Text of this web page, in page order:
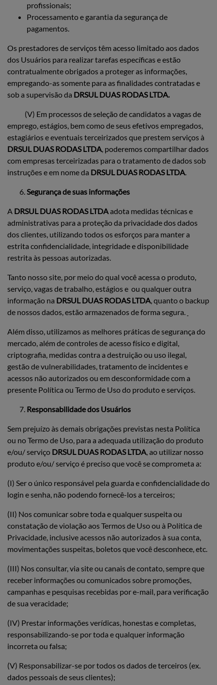
profissionais;
Processamento e garantia da segurança de
pagamentos.
Os prestadores de serviços têm acesso limitado aos dados
dos Usuários para realizar tarefas específicas e estão
contratualmente obrigados a proteger as informações,
empregando-as somente para as finalidades contratadas e
sob a supervisão da DRSUL DUAS RODAS LTDA.
(V) Em processos de seleção de candidatos a vagas de
emprego, estágios, bem como de seus efetivos empregados,
estagiários e eventuais terceirizados que prestem serviços à
DRSUL DUAS RODAS LTDA, poderemos compartilhar dados
com empresas terceirizadas para o tratamento de dados sob
instruções e em nome da DRSUL DUAS RODAS LTDA.
Segurança de suas informações
A DRSUL DUAS RODAS LTDAadota medidas técnicas e
administrativas para a proteção da privacidade dos dados
dos clientes, utilizando todos os esforços para manter a
estrita confidencialidade, integridade e disponibilidade
restrita às pessoas autorizadas.
Tanto nosso site, por meio do qual você acessa o produto,
serviço, vagas de trabalho, estágios e ou qualquer outra
informação na DRSUL DUAS RODAS LTDA, quanto o backup
de nossos dados, estão armazenados de forma segura.
Além disso, utilizamos as melhores práticas de segurança do
mercado, além de controles de acesso físico e digital,
criptografia, medidas contra a destruição ou uso ilegal,
gestão de vulnerabilidades, tratamento de incidentes e
acessos não autorizados ou em desconformidade com a
presente Política ou Termo de Uso do produto e serviços.
Responsabilidade dos Usuários
Sem prejuízo às demais obrigações previstas nesta Política
ou no Termo de Uso, para a adequada utilização do produto
e/ou/ serviço DRSUL DUAS RODAS LTDA, ao utilizar nosso
produto e/ou/ serviço é preciso que você se comprometa a:
(I) Ser o único responsável pela guarda e confidencialidade do
login e senha, não podendo fornecê-los a terceiros;
(II) Nos comunicar sobre toda e qualquer suspeita ou
constatação de violação aos Termos de Uso ou à Política de
Privacidade, inclusive acessos não autorizados à sua conta,
movimentações suspeitas, boletos que você desconhece, etc.
(III) Nos consultar, via site ou canais de contato, sempre que
receber informações ou comunicados sobre promoções,
campanhas e pesquisas recebidas por e-mail, para verificação
de sua veracidade;
(IV) Prestar informações verídicas, honestas e completas,
responsabilizando-se por toda e qualquer informação
incorreta ou falsa;
(V) Responsabilizar-se por todos os dados de terceiros (ex.
dados pessoais de seus clientes);